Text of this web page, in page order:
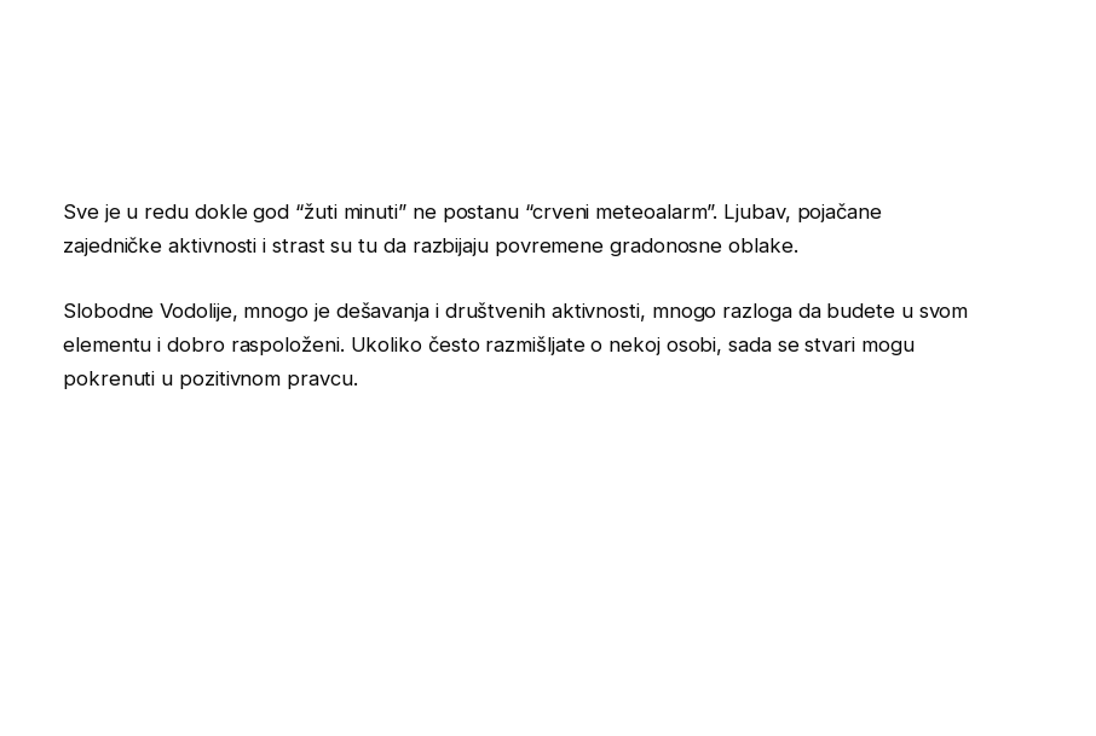
Sve je u redu dokle god “žuti minuti” ne postanu “crveni meteoalarm”. Ljubav, pojačane
zajedničke aktivnosti i strast su tu da razbijaju povremene gradonosne oblake.
Slobodne Vodolije, mnogo je dešavanja i društvenih aktivnosti, mnogo razloga da budete u svom
elementu i dobro raspoloženi. Ukoliko često razmišljate o nekoj osobi, sada se stvari mogu
pokrenuti u pozitivnom pravcu.